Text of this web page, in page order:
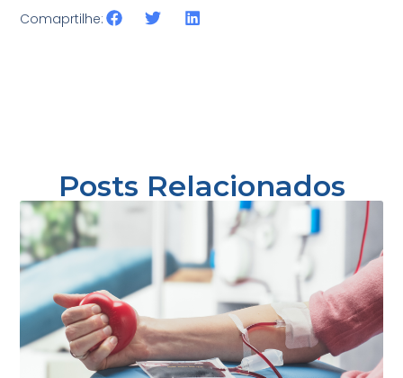
Comaprtilhe:
Posts Relacionados